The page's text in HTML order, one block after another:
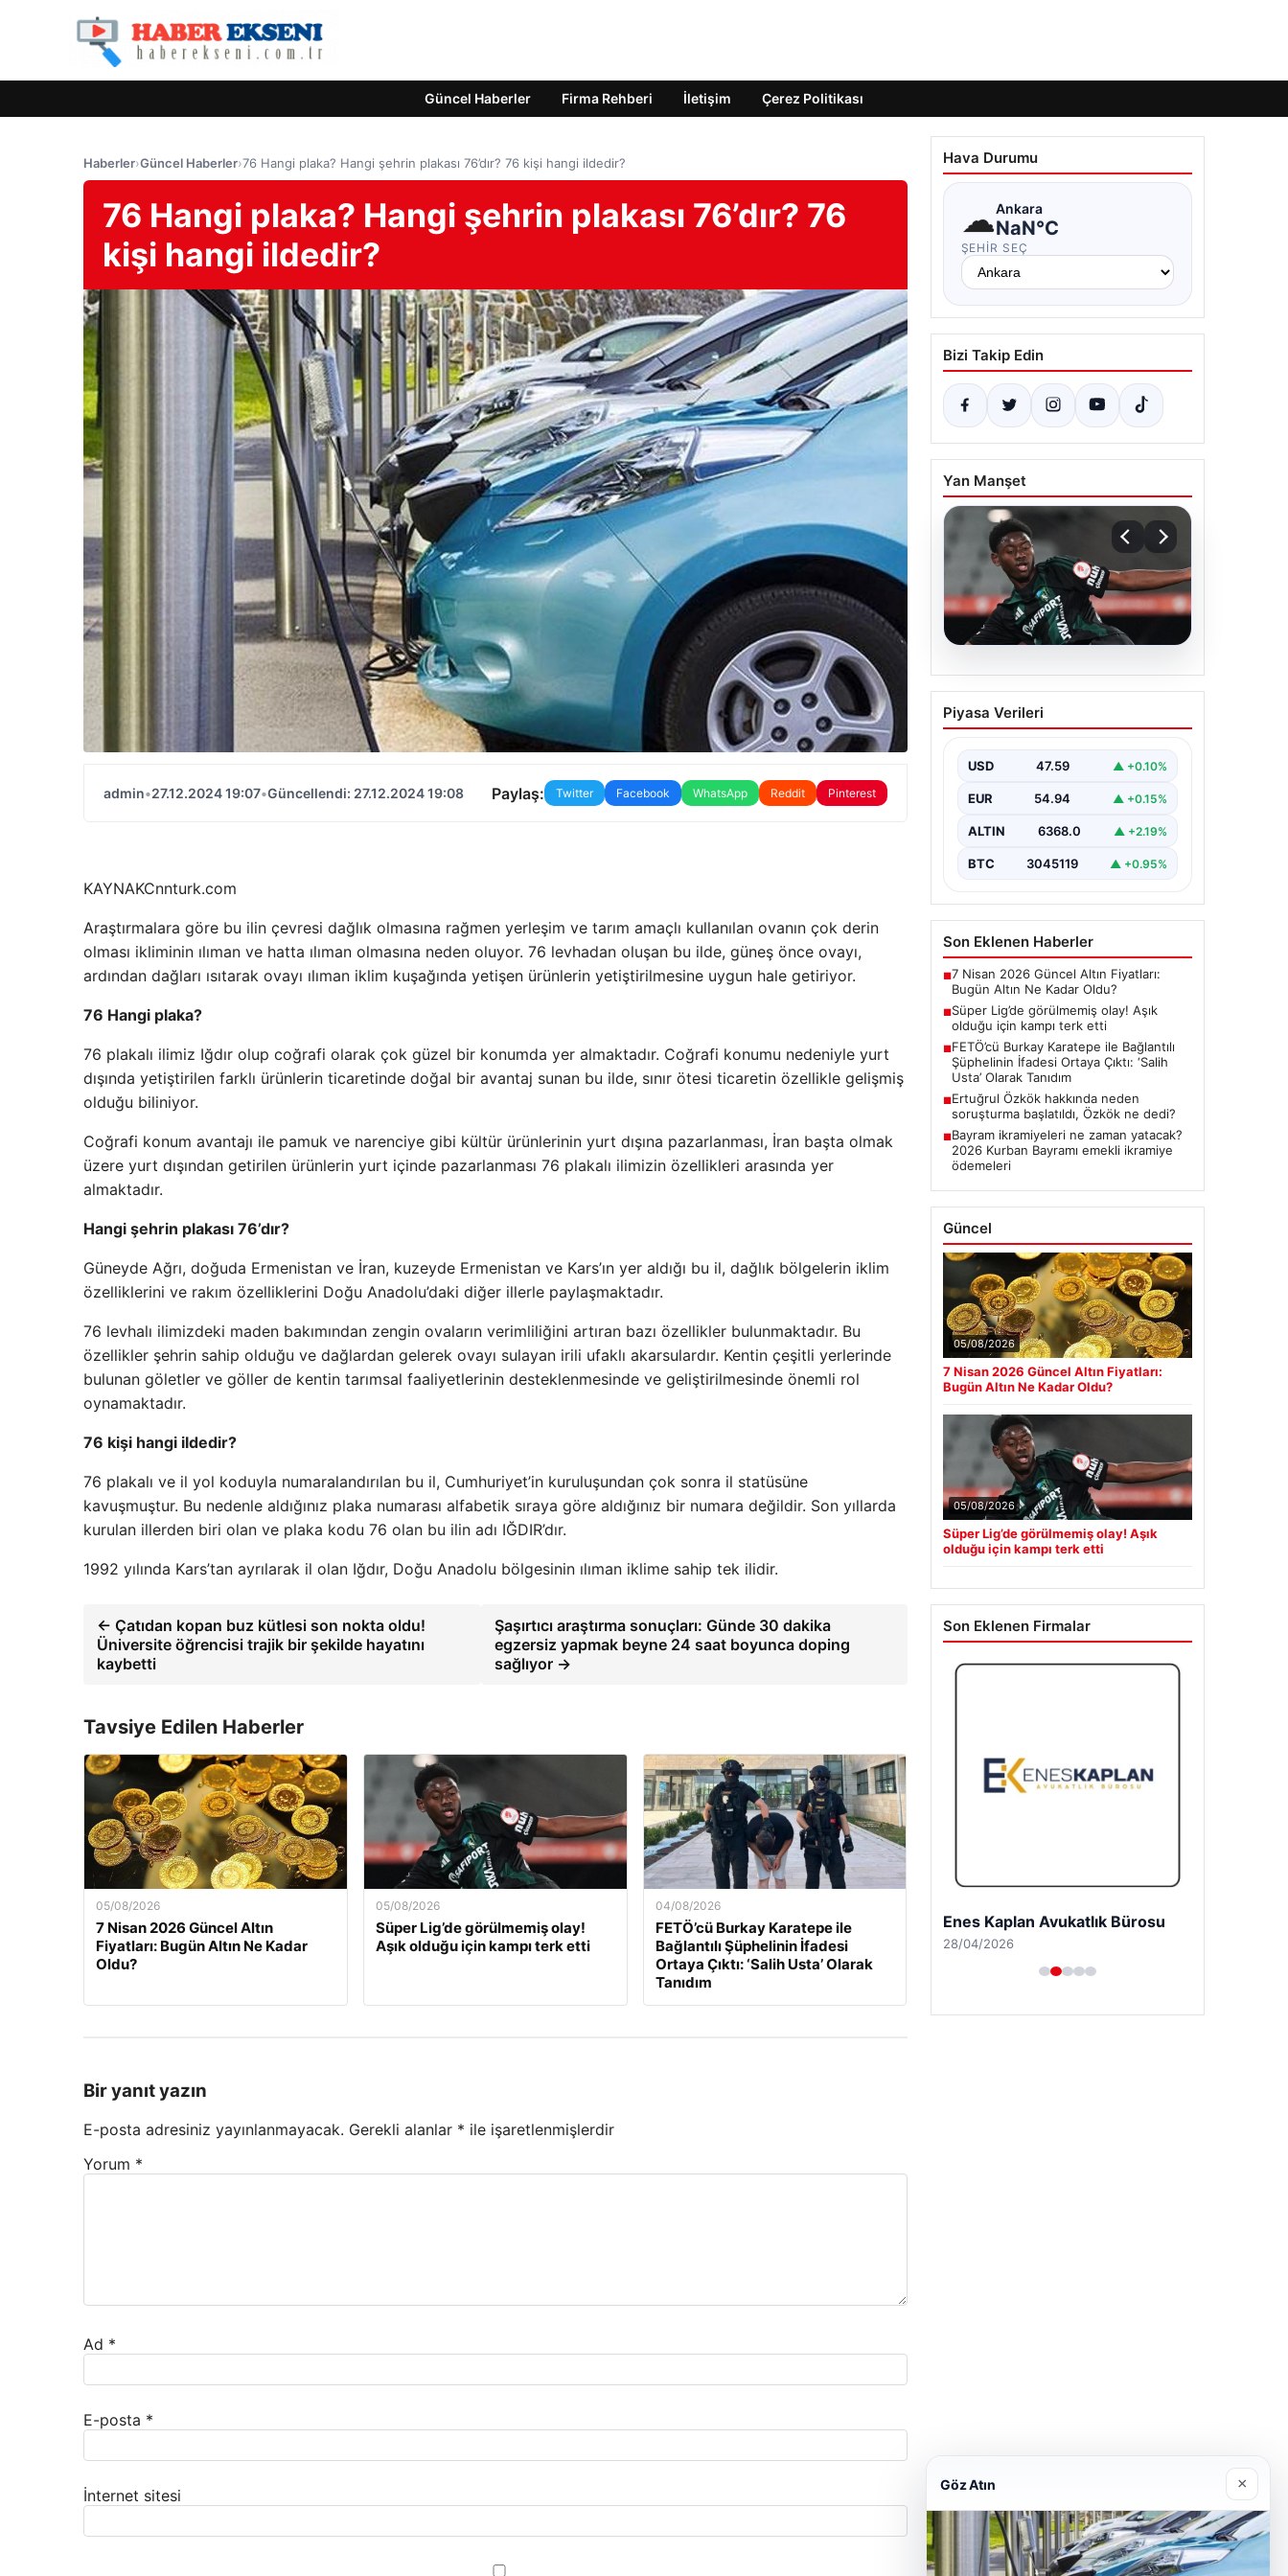
Güncel Haberler Firma Rehberi İletişim Çerez Politikası
Haberler›Güncel Haberler›76 Hangi plaka? Hangi şehrin plakası 76’dır? 76 kişi hangi ildedir?
76 Hangi plaka? Hangi şehrin plakası 76’dır? 76
kişi hangi ildedir?
admin•27.12.2024 19:07•Güncellendi: 27.12.2024 19:08 Paylaş: Twitter Facebook WhatsApp Reddit Pinterest
KAYNAKCnnturk.com
Araştırmalara göre bu ilin çevresi dağlık olmasına rağmen yerleşim ve tarım amaçlı kullanılan ovanın çok derin
olması ikliminin ılıman ve hatta ılıman olmasına neden oluyor. 76 levhadan oluşan bu ilde, güneş önce ovayı,
ardından dağları ısıtarak ovayı ılıman iklim kuşağında yetişen ürünlerin yetiştirilmesine uygun hale getiriyor.
76 Hangi plaka?
76 plakalı ilimiz Iğdır olup coğrafi olarak çok güzel bir konumda yer almaktadır. Coğrafi konumu nedeniyle yurt
dışında yetiştirilen farklı ürünlerin ticaretinde doğal bir avantaj sunan bu ilde, sınır ötesi ticaretin özellikle gelişmiş
olduğu biliniyor.
Coğrafi konum avantajı ile pamuk ve narenciye gibi kültür ürünlerinin yurt dışına pazarlanması, İran başta olmak
üzere yurt dışından getirilen ürünlerin yurt içinde pazarlanması 76 plakalı ilimizin özellikleri arasında yer
almaktadır.
Hangi şehrin plakası 76’dır?
Güneyde Ağrı, doğuda Ermenistan ve İran, kuzeyde Ermenistan ve Kars’ın yer aldığı bu il, dağlık bölgelerin iklim
özelliklerini ve rakım özelliklerini Doğu Anadolu’daki diğer illerle paylaşmaktadır.
76 levhalı ilimizdeki maden bakımından zengin ovaların verimliliğini artıran bazı özellikler bulunmaktadır. Bu
özellikler şehrin sahip olduğu ve dağlardan gelerek ovayı sulayan irili ufaklı akarsulardır. Kentin çeşitli yerlerinde
bulunan göletler ve göller de kentin tarımsal faaliyetlerinin desteklenmesinde ve geliştirilmesinde önemli rol
oynamaktadır.
76 kişi hangi ildedir?
76 plakalı ve il yol koduyla numaralandırılan bu il, Cumhuriyet’in kuruluşundan çok sonra il statüsüne
kavuşmuştur. Bu nedenle aldığınız plaka numarası alfabetik sıraya göre aldığınız bir numara değildir. Son yıllarda
kurulan illerden biri olan ve plaka kodu 76 olan bu ilin adı IĞDIR’dır.
1992 yılında Kars’tan ayrılarak il olan Iğdır, Doğu Anadolu bölgesinin ılıman iklime sahip tek ilidir.
← Çatıdan kopan buz kütlesi son nokta oldu!
Üniversite öğrencisi trajik bir şekilde hayatını
kaybetti
Şaşırtıcı araştırma sonuçları: Günde 30 dakika
egzersiz yapmak beyne 24 saat boyunca doping
sağlıyor →
Tavsiye Edilen Haberler
05/08/2026
7 Nisan 2026 Güncel Altın
Fiyatları: Bugün Altın Ne Kadar
Oldu?
05/08/2026
Süper Lig’de görülmemiş olay!
Aşık olduğu için kampı terk etti
04/08/2026
FETÖ’cü Burkay Karatepe ile
Bağlantılı Şüphelinin İfadesi
Ortaya Çıktı: ‘Salih Usta’ Olarak
Tanıdım
Bir yanıt yazın
E-posta adresiniz yayınlanmayacak. Gerekli alanlar * ile işaretlenmişlerdir
Yorum *
Ad *
E-posta *
İnternet sitesi
Hava Durumu
☁Ankara
NaN°C
ŞEHIR SEÇ
Bizi Takip Edin
Yan Manşet
05.08.2026
Süper Lig’de görülmemiş
olay! Aşık olduğu için
Piyasa Verileri
USD 47.59 ▲ +0.10%
EUR 54.94 ▲ +0.15%
ALTIN 6368.0 ▲ +2.19%
BTC 3045119 ▲ +0.95%
Son Eklenen Haberler
■7 Nisan 2026 Güncel Altın Fiyatları:
Bugün Altın Ne Kadar Oldu?
■Süper Lig’de görülmemiş olay! Aşık
olduğu için kampı terk etti
■FETÖ’cü Burkay Karatepe ile Bağlantılı
Şüphelinin İfadesi Ortaya Çıktı: ‘Salih
Usta’ Olarak Tanıdım
■Ertuğrul Özkök hakkında neden
soruşturma başlatıldı, Özkök ne dedi?
■Bayram ikramiyeleri ne zaman yatacak?
2026 Kurban Bayramı emekli ikramiye
ödemeleri
Güncel
05/08/2026
7 Nisan 2026 Güncel Altın Fiyatları:
Bugün Altın Ne Kadar Oldu?
05/08/2026
Süper Lig’de görülmemiş olay! Aşık
olduğu için kampı terk etti
Son Eklenen Firmalar
Enes Kaplan Avukatlık Bürosu
28/04/2026
Göz Atın ×